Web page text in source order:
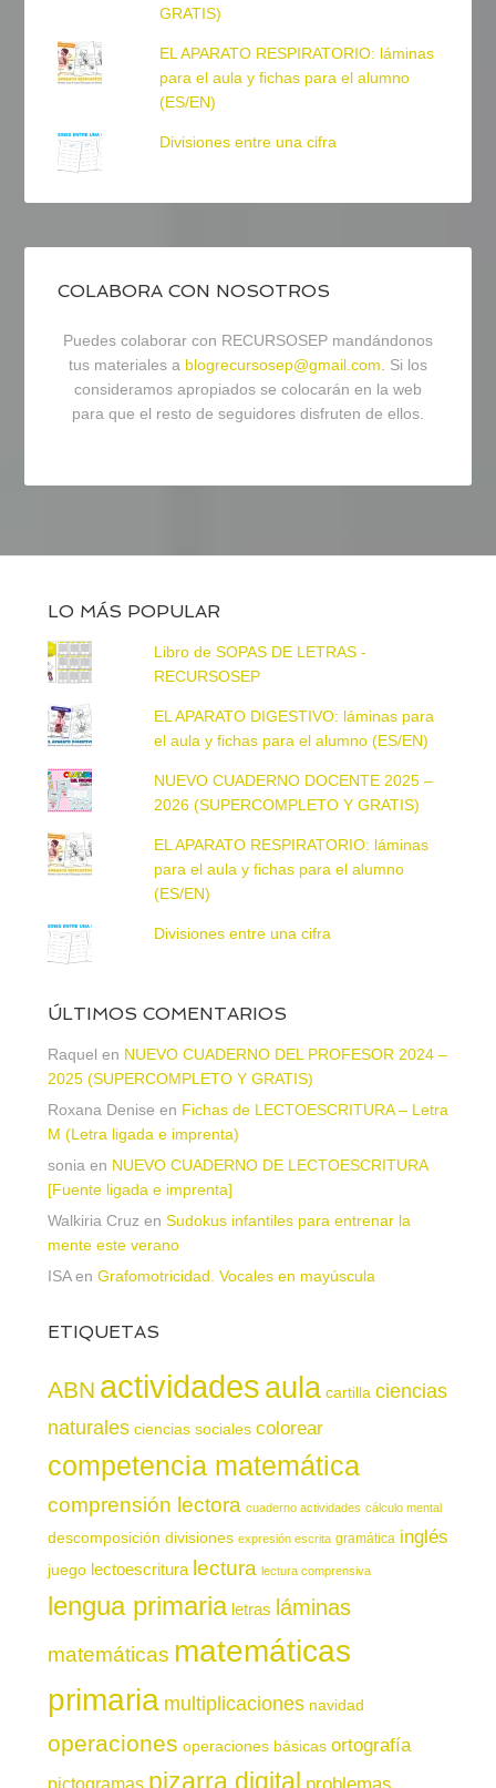
GRATIS)
EL APARATO RESPIRATORIO: láminas
para el aula y fichas para el alumno
(ES/EN)
Divisiones entre una cifra
COLABORA CON NOSOTROS
Puedes colaborar con RECURSOSEP mandándonos
tus materiales a blogrecursosep@gmail.com. Si los
consideramos apropiados se colocarán en la web
para que el resto de seguidores disfruten de ellos.
LO MÁS POPULAR
Libro de SOPAS DE LETRAS -
RECURSOSEP
EL APARATO DIGESTIVO: láminas para
el aula y fichas para el alumno (ES/EN)
NUEVO CUADERNO DOCENTE 2025 –
2026 (SUPERCOMPLETO Y GRATIS)
EL APARATO RESPIRATORIO: láminas
para el aula y fichas para el alumno
(ES/EN)
Divisiones entre una cifra
ÚLTIMOS COMENTARIOS
Raquel en NUEVO CUADERNO DEL PROFESOR 2024 –
2025 (SUPERCOMPLETO Y GRATIS)
Roxana Denise en Fichas de LECTOESCRITURA – Letra
M (Letra ligada e imprenta)
sonia en NUEVO CUADERNO DE LECTOESCRITURA
[Fuente ligada e imprenta]
Walkiria Cruz en Sudokus infantiles para entrenar la
mente este verano
ISAen Grafomotricidad. Vocales en mayúscula
ETIQUETAS
ABN actividadesaula cartilla ciencias
naturales ciencias sociales colorear
competencia matemática
comprensión lectora cuaderno actividades cálculo mental
descomposición divisiones expresión escrita gramática inglés
juego lectoescritura lectura lectura comprensiva
lengua primaria letras láminas
matemáticas matemáticas
primaria multiplicaciones navidad
operaciones operaciones básicas ortografía
pictogramas pizarra digital